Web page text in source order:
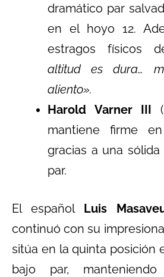
dramático par
en el hoyo 12.
estragos físicos
altitud es dura…
aliento».
Harold Varner III
mantiene firme
gracias a una
par.
El español Luis
continuó con su
sitúa en la quinta posición
bajo par,